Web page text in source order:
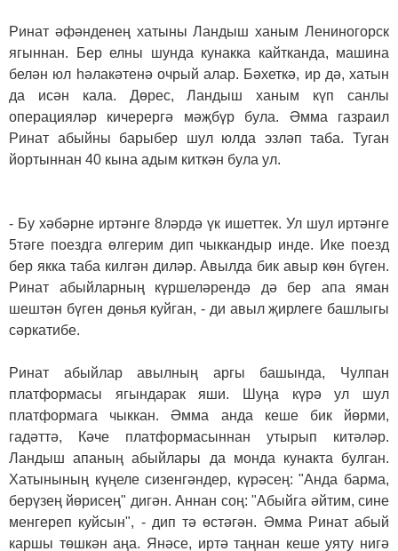
Ринат әфәнденең хатыны Ландыш ханым Лениногорск
ягыннан. Бер елны шунда кунакка кайтканда, машина
белән юл һәлакәтенә очрый алар. Бәхеткә, ир дә, хатын
да исән кала. Дөрес, Ландыш ханым күп санлы
операцияләр кичерергә мәҗбүр була. Әмма газраил
Ринат абыйны барыбер шул юлда эзләп таба. Туган
йортыннан 40 кына адым киткән була ул.
- Бу хәбәрне иртәнге 8ләрдә үк ишеттек. Ул шул иртәнге
5тәге поездга өлгерим дип чыккандыр инде. Ике поезд
бер якка таба килгән диләр. Авылда бик авыр көн бүген.
Ринат абыйларның күршеләрендә дә бер апа яман
шештән бүген дөнья куйган, - ди авыл җирлеге башлыгы
сәркатибе.
Ринат абыйлар авылның аргы башында, Чулпан
платформасы ягындарак яши. Шуңа күрә ул шул
платформага чыккан. Әмма анда кеше бик йөрми,
гадәттә, Кәче платформасыннан утырып китәләр.
Ландыш апаның абыйлары да монда кунакта булган.
Хатынының күңеле сизенгәндер, күрәсең: "Анда барма,
берүзең йөрисең" дигән. Аннан соң: "Абыйга әйтим, сине
менгереп куйсын", - дип тә өстәгән. Әмма Ринат абый
каршы төшкән аңа. Янәсе, иртә таңнан кеше уяту нигә